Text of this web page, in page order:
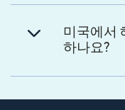
미국에서
하나요?